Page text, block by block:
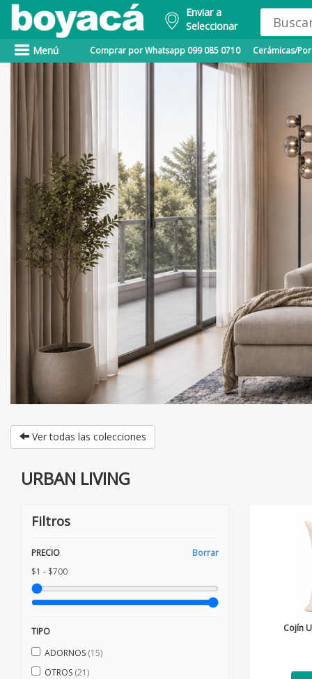
Enviar a
Seleccionar
Menú
Comprar por Whatsapp 099 085 0710 Cerámicas/
Ver todas las colecciones
URBAN LIVING
Filtros
PRECIO
Borrar
$1 - $700
TIPO
ADORNOS (15)
OTROS (21)
Cojín